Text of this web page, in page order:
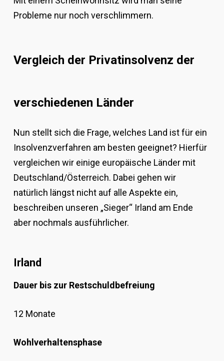
Probleme nur noch verschlimmern.
Vergleich der Privatinsolvenz der
verschiedenen Länder
Nun stellt sich die Frage, welches Land ist für ein
Insolvenzverfahren am besten geeignet? Hierfür
vergleichen wir einige europäische Länder mit
Deutschland/Österreich. Dabei gehen wir
natürlich längst nicht auf alle Aspekte ein,
beschreiben unseren „Sieger“ Irland am Ende
aber nochmals ausführlicher.
Irland
Dauer bis zur Restschuldbefreiung
12 Monate
Wohlverhaltensphase